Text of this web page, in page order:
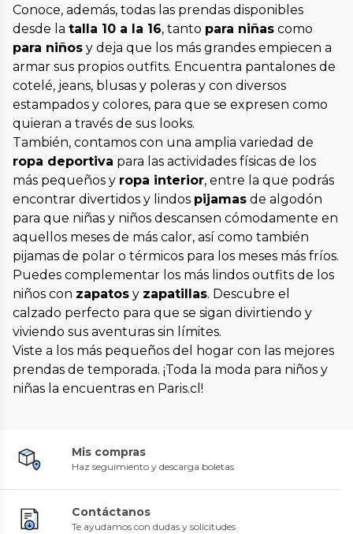
Conoce, además, todas las prendas disponibles
desde la talla 10 a la 16, tanto para niñas como
para niños y deja que los más grandes empiecen a
armar sus propios outfits. Encuentra pantalones de
cotelé, jeans, blusas y poleras y con diversos
estampados y colores, para que se expresen como
quieran a través de sus looks.
También, contamos con una amplia variedad de
ropa deportiva para las actividades físicas de los
más pequeños y ropa interior, entre la que podrás
encontrar divertidos y lindos pijamas de algodón
para que niñas y niños descansen cómodamente en
aquellos meses de más calor, así como también
pijamas de polar o térmicos para los meses más fríos.
Puedes complementar los más lindos outfits de los
niños con zapatos y zapatillas. Descubre el
calzado perfecto para que se sigan divirtiendo y
viviendo sus aventuras sin límites.
Viste a los más pequeños del hogar con las mejores
prendas de temporada. ¡Toda la moda para niños y
niñas la encuentras en Paris.cl!
Mis compras
Haz seguimiento y descarga boletas
Contáctanos
Te ayudamos con dudas y solicitudes